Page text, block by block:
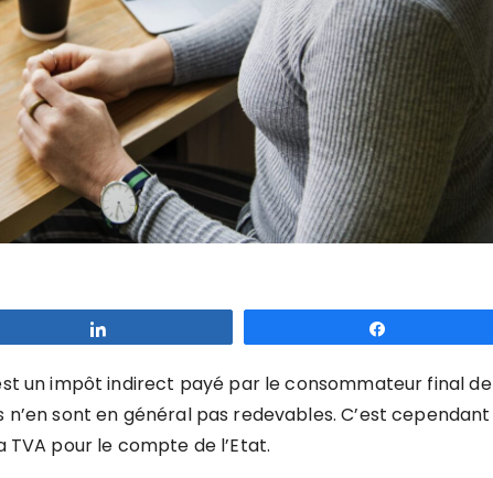
un impôt indirect payé par le consommateur final de
sont en général pas redevables. C’est cependant
pour le compte de l’Etat.